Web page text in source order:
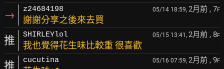
→ z24684198 05/14 18:59, 2月前 , 7F
謝謝分享之後來去買
推 SHIRLEYlol 05/15 13:41, 2月前 , 8F
我也覺得花生味比較重 很喜歡
推 cucutina 05/16 07:59, 2月前 , 9F